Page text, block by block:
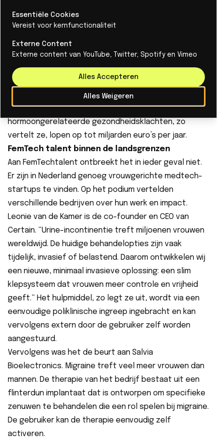
vermoeidheid, stress, concentratieproblemen of
verzuim.” En toch worden deze onderwerpen nog
zelden openlijk besproken op de werkvloer. Ook blijkt
dat overgangsklachten een belangrijke bijdrage
leveren aan verzuim en verminderd welzijn, “aanzienlijk
meer dan veel organisaties zich realiseren.”
De geschatte maatschappelijke kosten van
onbehandelde of onvoldoende ondersteunde
hormoongerelateerde gezondheidsklachten, zo
vertelt ze, lopen op tot miljarden euro’s per jaar.
FemTech talent binnen de landsgrenzen
Aan FemTechtalent ontbreekt het in ieder geval niet.
Er zijn in Nederland genoeg vrouwgerichte medtech-
startups te vinden. Op het podium vertelden
verschillende bedrijven over hun werk en impact.
Leonie van de Kamer is de co-founder en CEO van
Certain. “Urine-incontinentie treft miljoenen vrouwen
wereldwijd. De huidige behandelopties zijn vaak
tijdelijk, invasief of belastend. Daarom ontwikkelen wij
een nieuwe, minimaal invasieve oplossing: een slim
klepsysteem dat vrouwen meer controle en vrijheid
geeft.” Het hulpmiddel, zo legt ze uit, wordt via een
eenvoudige poliklinische ingreep ingebracht en kan
vervolgens extern door de gebruiker zelf worden
aangestuurd.
Vervolgens was het de beurt aan Salvia
Bioelectronics. Migraine treft veel meer vrouwen dan
mannen. De therapie van het bedrijf bestaat uit een
flinterdun implantaat dat is ontworpen om specifieke
zenuwen te behandelen die een rol spelen bij migraine.
De gebruiker kan de therapie eenvoudig zelf
activeren.
Essentiële Cookies
Vereist voor kernfunctionaliteit
Externe Content
Externe content van YouTube, Twitter, Spotify en Vimeo
Alles Weigeren
Alles Accepteren